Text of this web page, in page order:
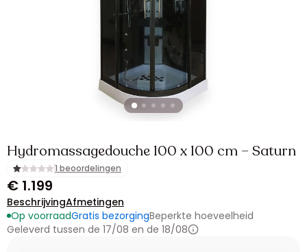
Hydromassagedouche 100 x 100 cm – Saturn
1 beoordelingen
€ 1.199
BeschrijvingAfmetingen
Op voorraadGratis bezorgingBeperkte hoeveelheid
Geleverd tussen de 17/08 en de 18/08